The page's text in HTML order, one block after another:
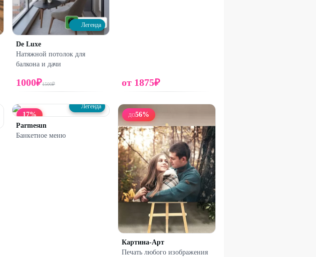
Легенда
De Luxe
Натяжной потолок для
балкона и дачи
1000₽1500₽ от 1875₽
17%
Легенда
Parmesun
Банкетное меню
ДО56%
Картина-Арт
Печать любого изображения